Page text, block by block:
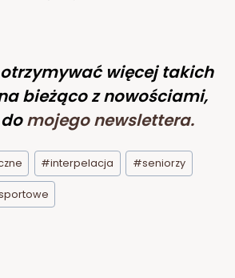
więcej takich
bieżąco z nowościami,
mojego newslettera.
#interpelacja #seniorzy